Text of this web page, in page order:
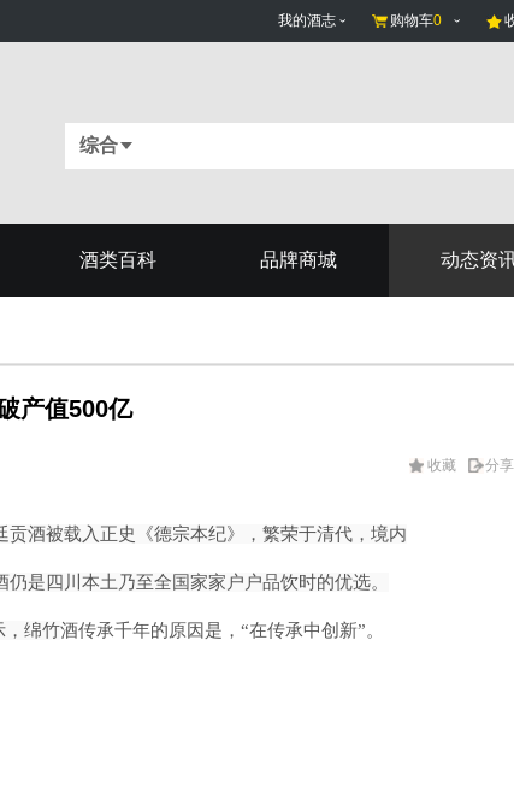
我的酒志 购物车0
综合
酒类百科 品牌商城 动态资
产值500亿
收藏 分享
贡酒被载入正史《德宗本纪》，繁荣于清代， 境内
是四川本土乃至全国家家户户品饮时的优选。
，绵竹酒传承千年的原因是， “在传承中创新”。